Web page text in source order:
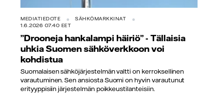
MEDIATIEDOTE
SÄHKÖMARKKINAT
1.6.2026 07.40 EET
”Drooneja hankalampi häiriö” - Tällaisia
uhkia Suomen sähköverkkoon voi
kohdistua
Suomalaisen sähköjärjestelmän valtti on kerroksellinen
varautuminen. Sen ansiosta Suomi on hyvin varautunut
erityyppisiin järjestelmän poikkeustilanteisiin.